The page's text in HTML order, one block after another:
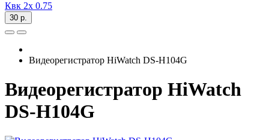
Квк 2х 0.75
30 р.
Видеорегистратор HiWatch DS-H104G
Видеорегистратор HiWatch
DS-H104G